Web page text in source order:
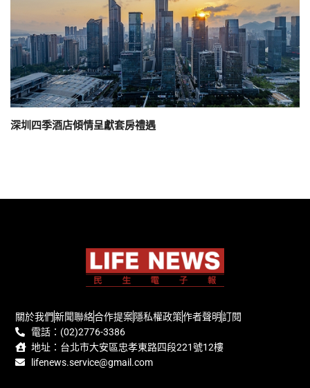
深圳四季酒店傾情呈獻套房禮遇
關於我們新聞聯絡合作提案隱私權政策作者聲明訂閱
電話：(02)2776-3386
地址：台北市大安區忠孝東路四段221號12樓
lifenews.service@gmail.com